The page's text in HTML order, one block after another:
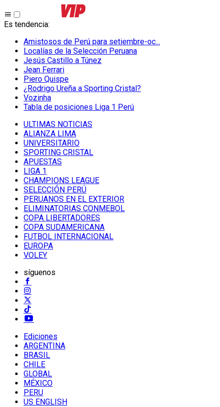
Es tendencia:
Amistosos de Perú para setiembre-oc...
Localías de la Selección Peruana
Jesús Castillo a Túnez
Jean Ferrari
Piero Quispe
¿Rodrigo Ureña a Sporting Cristal?
Vozinha
Tabla de posiciones Liga 1 Perú
ULTIMAS NOTICIAS
ALIANZA LIMA
UNIVERSITARIO
SPORTING CRISTAL
APUESTAS
LIGA 1
CHAMPIONS LEAGUE
SELECCIÓN PERÚ
PERUANOS EN EL EXTERIOR
ELIMINATORIAS CONMEBOL
COPA LIBERTADORES
COPA SUDAMERICANA
FUTBOL INTERNACIONAL
EUROPA
VOLEY
síguenos
Ediciones
ARGENTINA
BRASIL
CHILE
GLOBAL
MÉXICO
PERU
US ENGLISH